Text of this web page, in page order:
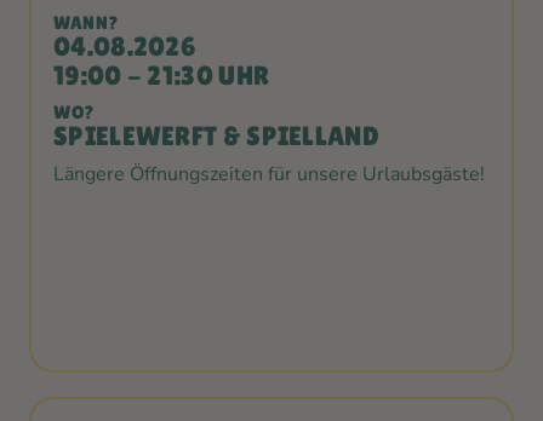
WANN?
04.08.2026
19:00 - 21:30 UHR
WO?
SPIELEWERFT & SPIELLAND
Längere Öffnungszeiten für unsere Urlaubsgäste!